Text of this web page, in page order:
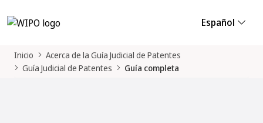
Español
Inicio
Acerca de la Guía Judicial de Patentes
Guía Judicial de Patentes
Guía completa